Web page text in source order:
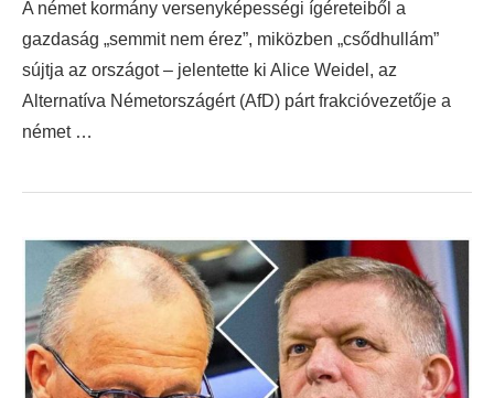
A német kormány versenyképességi ígéreteiből a
gazdaság „semmit nem érez”, miközben „csődhullám”
sújtja az országot – jelentette ki Alice Weidel, az
Alternatíva Németországért (AfD) párt frakcióvezetője a
német …